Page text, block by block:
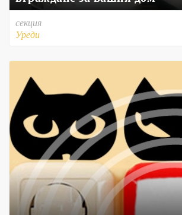
секция
Уреди